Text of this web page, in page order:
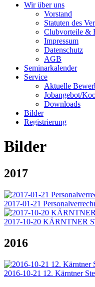
Wir über uns
Vorstand
Statuten des
Clubvorteile &
Impressum
Datenschutz
AGB
Seminarkalender
Service
Aktuelle
Jobangebot/
Downloads
Bilder
Registrierung
Bilder
2017
2017-01-21
2017-10-20 KÄRNTNER
2016
2016-10-21 12. Kärntner